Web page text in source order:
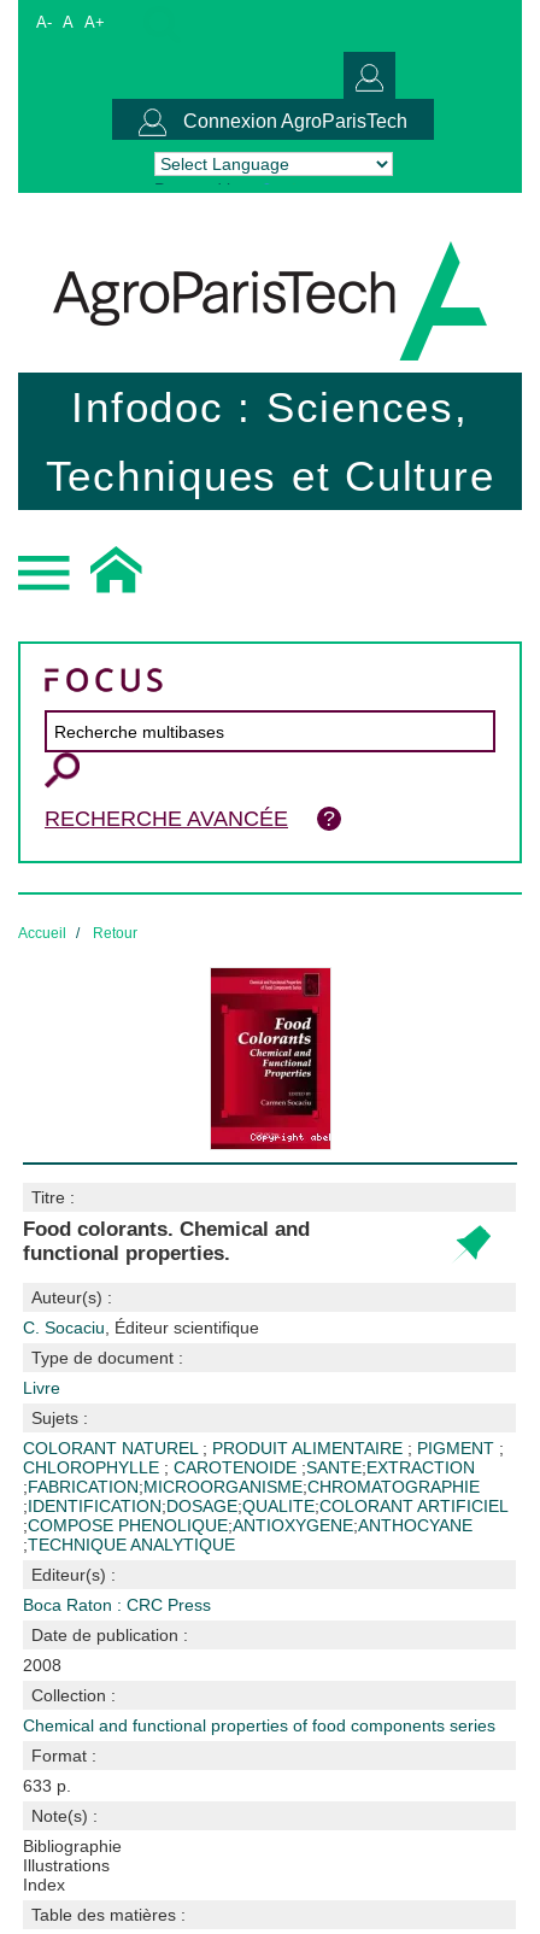
A- A A+
Connexion AgroParisTech
Powered by Translate
Infodoc : Sciences,
Techniques et Culture
RECHERCHE AVANCÉE
Accueil Retour
Titre :
Food colorants. Chemical and
functional properties.
Auteur(s) :
C. Socaciu , Éditeur scientifique
Type de document :
Livre
Sujets :
COLORANT NATUREL ; PRODUIT ALIMENTAIRE ; PIGMENT ;
CHLOROPHYLLE ;CAROTENOIDE ;SANTE;EXTRACTION
;FABRICATION;MICROORGANISME;CHROMATOGRAPHIE
;IDENTIFICATION;DOSAGE;QUALITE;COLORANT ARTIFICIEL
;COMPOSE PHENOLIQUE;ANTIOXYGENE;ANTHOCYANE
;TECHNIQUE ANALYTIQUE
Editeur(s) :
Boca Raton : CRC Press
Date de publication :
2008
Collection :
Chemical and functional properties of food components series
Format :
633 p.
Note(s) :
Bibliographie
Illustrations
Index
Table des matières :